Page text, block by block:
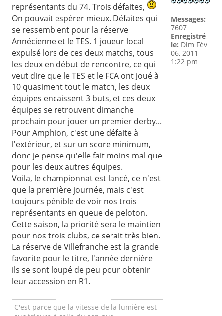
représentants du 74. Trois défaites,
On pouvait espérer mieux. Défaites qui
se ressemblent pour la réserve
Annécienne et le TES. 1 joueur local
expulsé lors de ces deux matchs, tous
les deux en début de rencontre, ce qui
veut dire que le TES et le FCA ont joué à
10 quasiment tout le match, les deux
équipes encaissent 3 buts, et ces deux
équipes se retrouvent dimanche
prochain pour jouer un premier derby...
Pour Amphion, c'est une défaite à
l'extérieur, et sur un score minimum,
donc je pense qu'elle fait moins mal que
pour les deux autres équipes.
Voila, le championnat est lancé, ce n'est
que la première journée, mais c'est
toujours pénible de voir nos trois
représentants en queue de peloton.
Cette saison, la priorité sera le maintien
pour nos trois clubs, ce serait très bien.
La réserve de Villefranche est la grande
favorite pour le titre, l'année dernière
ils se sont loupé de peu pour obtenir
leur accession en R1.
C'est parce que la vitesse de la lumière est
Messages:
7607
Enregistré
le: Dim Fév
06, 2011
1:22 pm